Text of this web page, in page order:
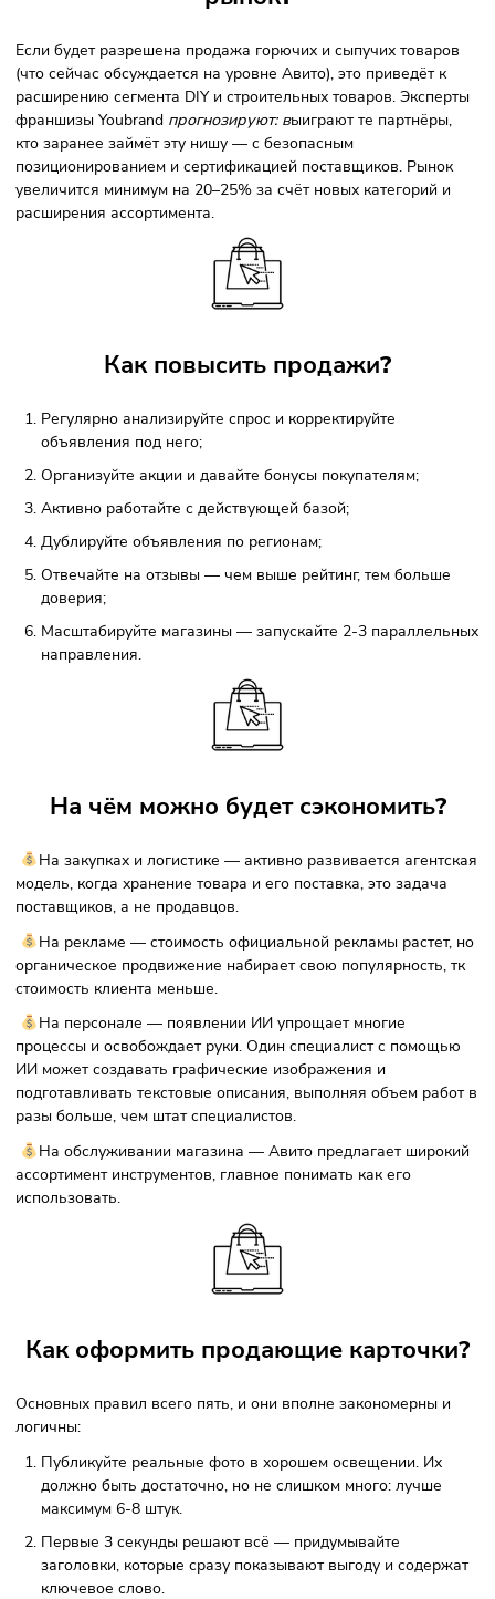
покупать?
Тут всё довольно просто. Точно не будут покупать на
маркетплейсах горючие и взрывоопасные вещества —
запрещены к продаже. То же касается крупногабаритных
товаров без самовывоза: доставка очень дорогая,
товар просто не сможет конкурировать. Сверхдорогие
и редкие товары — не лучший вариант для
Например, аудитория Авито на 80% ориентирована на
сложно продать: у них низкая ликвидность и длинный
Какие изменения могут повлиять
рынок?
Если будет разрешена продажа горючих и сыпучих
(что сейчас обсуждается на уровне Авито), это приведёт
расширению сегмента DIY и строительных товаров.
прогнозируют: в
кто заранее займёт эту нишу — с безопасным
увеличится минимум на 20–25% за счёт новых категорий
Как повысить продажи
Регулярно анализируйте спрос и корректируйте
объявления под него;
Организуйте акции и давайте бонусы покупателям;
Активно работайте с действующей базой;
Дублируйте объявления по регионам;
Отвечайте на отзывы — чем выше рейтинг, тем
Масштабируйте магазины — запускайте 2-3
На чём можно будет сэкономить
На закупках и логистике — активно развивается
модель, когда хранение товара и его поставка, это